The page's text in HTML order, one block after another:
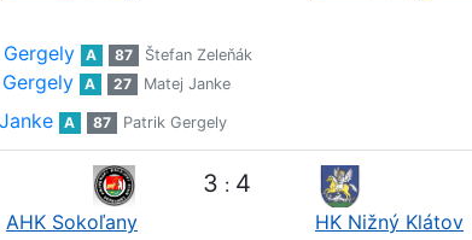
A 87
Štefan Zeleňák
A 27 Matej Janke
A 87 Patrik Gergely
AHK Sokoľany
3 : 4
HK Nižný Klátov